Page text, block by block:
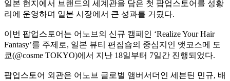
일본 현지에서 브랜드의 세계관을 담은 첫 팝업스토어를 성황
리에 운영하며 일본 시장에서 큰 성과를 거뒀다.
이번 팝업스토어는 어노브의 신규 캠페인 ‘Realize Your Hair
Fantasy’를 주제로, 일본 뷰티 편집숍의 중심지인 앳코스메 도
쿄(@cosme TOKYO)에서 지난 18일부터 7일간 진행되었다.
팝업스토어 외관은 어노브 글로벌 앰버서더인 세븐틴 민규, 배